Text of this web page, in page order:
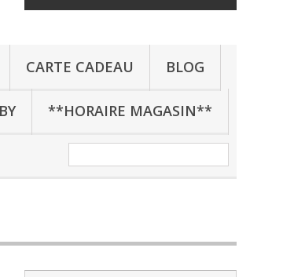
CARTE CADEAU BLOG
**HORAIRE MAGASIN**